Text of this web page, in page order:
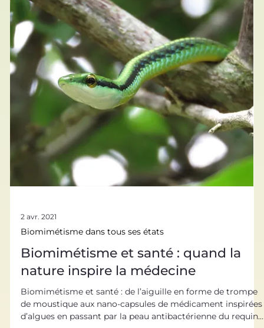
drones bio-inspirés
La nature regorge d’espèces volantes en tout genre. S’en
inspirer pour concevoir des drones ou des aéroplanes
tombe sous le sens, et les pionniers de l’aviation comme
De Vinci ou Ader l’avaient bien compris ! De nos jours, le
développement de drones plus performants pourrait bien
trouver sa source dans le biomimétisme. En effet, le vivant
sait parfaitement comment gérer l’écoulement de l’air,
économiser son énergie, réagir à l’imprévu… La maîtrise du
vol des oiseaux et des